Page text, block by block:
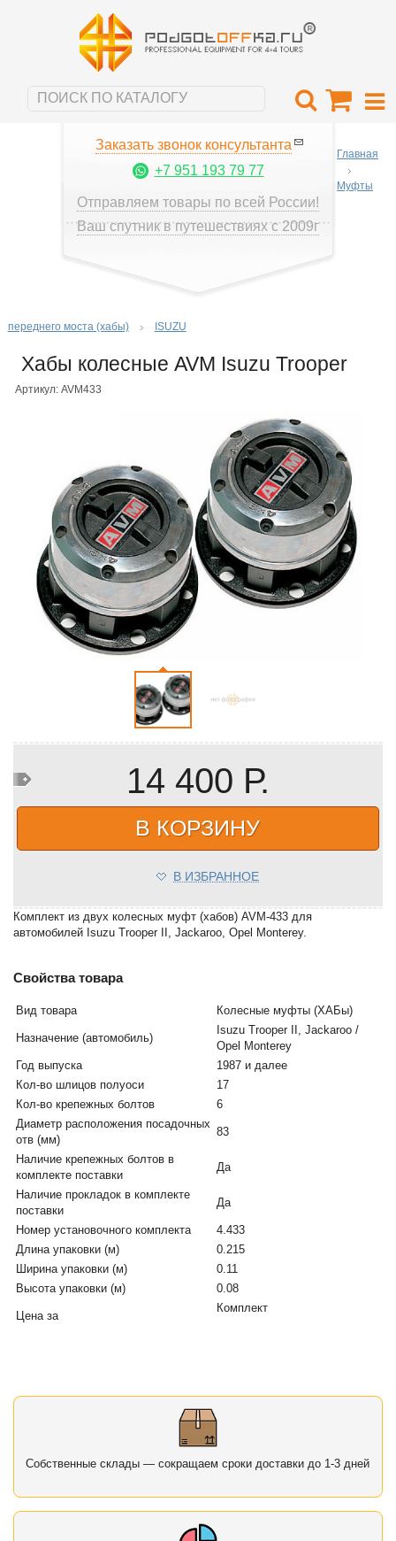
Заказать звонок консультанта
+7 951 193 79 77
Отправляем товары по всей России!
Ваш спутник в путешествиях с 2009г
Главная
Муфты
переднего моста (хабы) ISUZU
Хабы колесные AVM Isuzu Trooper
Артикул: AVM433
14 400 Р.
В КОРЗИНУ
В ИЗБРАННОЕ
Комплект из двух колесных муфт (хабов) AVM-433 для
автомобилей Isuzu Trooper II, Jackaroo, Opel Monterey.
Свойства товара
Вид товара Колесные муфты (ХАБы)
Назначение (автомобиль)
Isuzu Trooper II, Jackaroo /
Opel Monterey
Год выпуска
1987 и далее
Кол-во шлицов полуоси
17
Кол-во крепежных болтов
6
Диаметр расположения посадочных
отв (мм)
83
Наличие крепежных болтов в
комплекте поставки
Да
Наличие прокладок в комплекте
поставки
Да
Номер установочного комплекта
4.433
Длина упаковки (м)
0.215
Ширина упаковки (м)
0.11
Высота упаковки (м)
0.08
Цена за
Комплект
Собственные склады — сокращаем сроки доставки до 1-3 дней